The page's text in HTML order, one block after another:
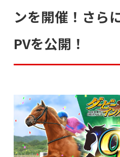
ンを開催！さら
PVを公開！